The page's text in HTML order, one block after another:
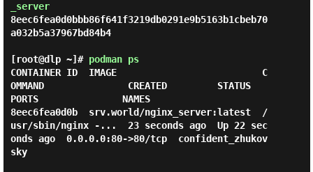
_server
8eec6fea0d0bbb86f641f3219db0291e9b5163b1cbeb70
a032b5a37967bd84b4
[root@dlp ~]# podman ps
CONTAINER ID  IMAGE                          C
OMMAND               CREATED         STATUS
PORTS               NAMES
8eec6fea0d0b  srv.world/nginx_server:latest  /
usr/sbin/nginx -...  23 seconds ago  Up 22 sec
onds ago  0.0.0.0:80->80/tcp  confident_zhukov
sky